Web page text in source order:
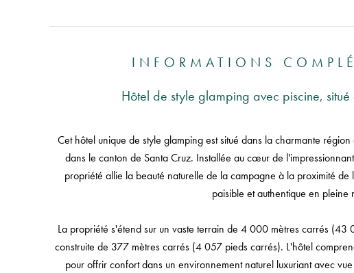
INFORMATIONS
Hôtel de style glamping avec piscine,
Cet hôtel unique de style glamping est situé dans la charmante
dans le canton de Santa Cruz. Installée au cœur de
propriété allie la beauté naturelle de la campagne à la proximité
paisible et authentique en pleine
La propriété s'étend sur un vaste terrain de 4 000 mètres carrés
construite de 377 mètres carrés (4 057 pieds carrés). L'hôtel
pour offrir confort dans un environnement naturel luxuriant avec